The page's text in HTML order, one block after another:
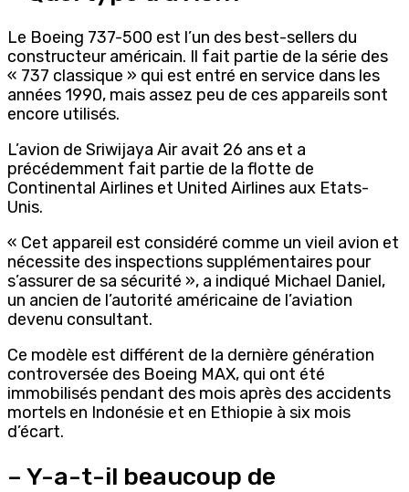
Le Boeing 737-500 est l’un des best-sellers du
constructeur américain. Il fait partie de la série des
« 737 classique » qui est entré en service dans les
années 1990, mais assez peu de ces appareils sont
encore utilisés.
L’avion de Sriwijaya Air avait 26 ans et a
précédemment fait partie de la flotte de
Continental Airlines et United Airlines aux Etats-
Unis.
« Cet appareil est considéré comme un vieil avion et
nécessite des inspections supplémentaires pour
s’assurer de sa sécurité », a indiqué Michael Daniel,
un ancien de l’autorité américaine de l’aviation
devenu consultant.
Ce modèle est différent de la dernière génération
controversée des Boeing MAX, qui ont été
immobilisés pendant des mois après des accidents
mortels en Indonésie et en Ethiopie à six mois
d’écart.
– Y-a-t-il beaucoup de